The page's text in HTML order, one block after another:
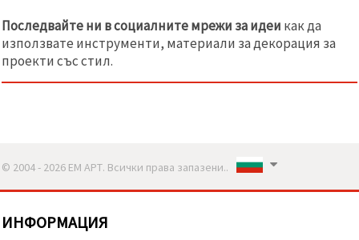
Последвайте ни в социалните мрежи за идеи как да
използвате инструменти, материали за декорация за
проекти със стил.
© 2004 - 2026 ЕМ АРТ. Всички права запазени..
ИНФОРМАЦИЯ